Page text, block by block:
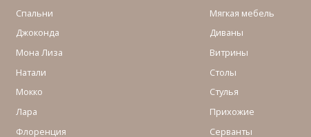
Cпальни
Джоконда
Мона Лиза
Натали
Мокко
Лара
Флоренция
Мягкая мебель
Диваны
Витрины
Столы
Стулья
Прихожие
Серванты